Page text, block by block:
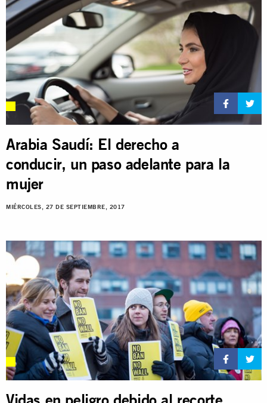
Arabia Saudí: El derecho a
conducir, un paso adelante para la
mujer
MIÉRCOLES, 27 DE SEPTIEMBRE, 2017